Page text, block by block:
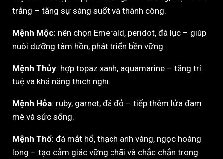
trắng – tăng sự sáng suốt và thành công.
Mệnh Mộc: nên chọn Emerald, peridot, đá lục – giúp
nuôi dưỡng tâm hồn, phát triển bền vững.
Mệnh Thủy: hợp topaz xanh, aquamarine – tăng trí
tuệ và khả năng thích nghi.
Mệnh Hỏa: ruby, garnet, đá đỏ – tiếp thêm lửa đam
mê và sức sống.
Mệnh Thổ: đá mắt hổ, thạch anh vàng, ngọc hoàng
long – tạo cảm giác vững chãi và chắc chắn trong